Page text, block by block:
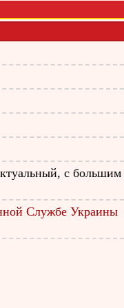
с большим
Службе Украины